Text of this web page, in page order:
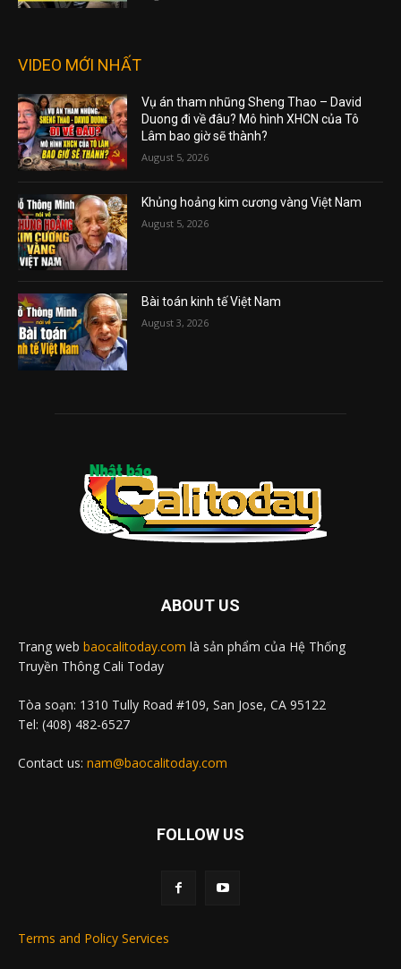
VIDEO MỚI NHẤT
Vụ án tham nhũng Sheng Thao – David
Duong đi về đâu? Mô hình XHCN của Tô
Lâm bao giờ sẽ thành?
August 5, 2026
Khủng hoảng kim cương vàng Việt Nam
August 5, 2026
Bài toán kinh tế Việt Nam
August 3, 2026
ABOUT US
Trang web baocalitoday.com là sản phẩm của Hệ Thống
Truyền Thông Cali Today
Tòa soạn: 1310 Tully Road #109, San Jose, CA 95122
Tel: (408) 482-6527
Contact us: nam@baocalitoday.com
FOLLOW US
Terms and Policy Services